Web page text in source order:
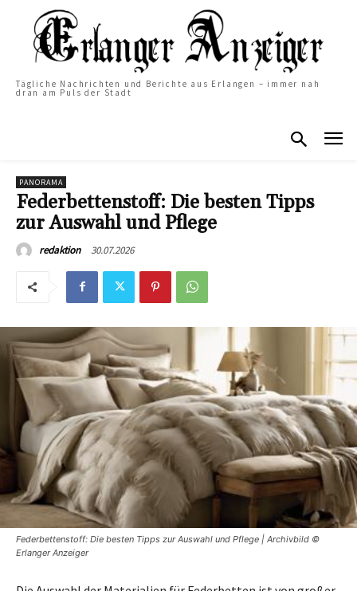
Tägliche Nachrichten und Berichte aus Erlangen – immer nah
dran am Puls der Stadt
PANORAMA
Federbettenstoff: Die besten Tipps
zur Auswahl und Pflege
redaktion 30.07.2026
Federbettenstoff: Die besten Tipps zur Auswahl und Pflege | Archivbild ©
Erlanger Anzeiger